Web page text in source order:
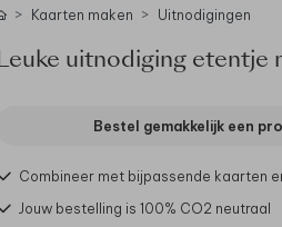
Kaarten maken Uitnodigingen
uitnodiging etentje
Bestel gemakkelijk een
Combineer met bijpassende kaarten
Jouw bestelling is 100% CO2 neutraal